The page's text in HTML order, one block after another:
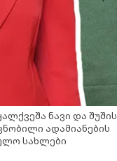
ნავი და შუშის
ადამიანების
სახლები